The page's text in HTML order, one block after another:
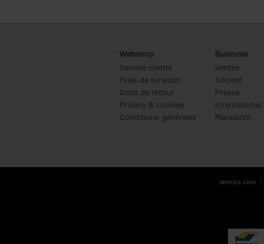
Webshop
Service clients
Frais de livraison
Droit de retour
Privacy & cookies
Conditions générales
Business
Ventes
Société
Presse
International
Manuscrit
lannoo.com